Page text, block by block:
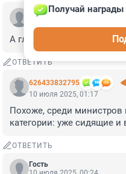
Гость
А главаря когда братъ
ОТВЕТИТЬ
626433832795
Получай
10 июля 2025, 01:17
Похоже, среди
категории: уже сидящие
ОТВЕТИТЬ
Гость